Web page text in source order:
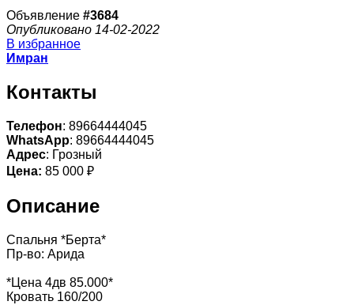
Объявление #3684
Опубликовано 14-02-2022
В избранное
Имран
Контакты
Телефон: 89664444045
WhatsApp: 89664444045
Адрес: Грозный
Цена: 85 000 ₽
Описание
Спальня *Берта*
Пр-во: Арида
*Цена 4дв 85.000*
Кровать 160/200